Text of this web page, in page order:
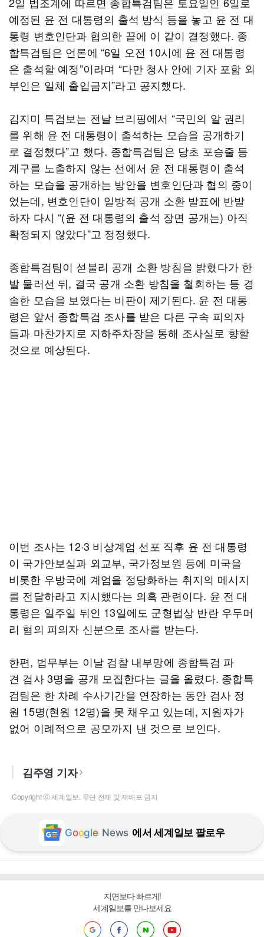
예정된 윤 전 대통령의 출석 방식 등을 놓고 윤 전 대
통령 변호인단과 협의한 끝에 이 같이 결정했다. 종
합특검팀은 언론에 “6일 오전 10시에 윤 전 대통령
은 출석할 예정”이라며 “다만 청사 안에 기자 포함 외
부인은 일체 출입금지”라고 공지했다.
김지미 특검보는 전날 브리핑에서 “국민의 알 권리
를 위해 윤 전 대통령이 출석하는 모습을 공개하기
로 결정했다”고 했다. 종합특검팀은 당초 포승줄 등
계구를 노출하지 않는 선에서 윤 전 대통령이 출석
하는 모습을 공개하는 방안을 변호인단과 협의 중이
었는데, 변호인단이 일방적 공개 소환 발표에 반발
하자 다시 “(윤 전 대통령의 출석 장면 공개는) 아직
확정되지 않았다”고 정정했다.
종합특검팀이 섣불리 공개 소환 방침을 밝혔다가 한
발 물러선 뒤, 결국 공개 소환 방침을 철회하는 등 경
솔한 모습을 보였다는 비판이 제기된다. 윤 전 대통
령은 앞서 종합특검 조사를 받은 다른 구속 피의자
들과 마찬가지로 지하주차장을 통해 조사실로 향할
것으로 예상된다.
이번 조사는 12·3 비상계엄 선포 직후 윤 전 대통령
이 국가안보실과 외교부, 국가정보원 등에 미국을
비롯한 우방국에 계엄을 정당화하는 취지의 메시지
를 전달하라고 지시했다는 의혹 관련이다. 윤 전 대
통령은 일주일 뒤인 13일에도 군형법상 반란 우두머
리 혐의 피의자 신분으로 조사를 받는다.
한편, 법무부는 이날 검찰 내부망에 종합특검 파
견 검사 3명을 공개 모집한다는 글을 올렸다. 종합특
검팀은 한 차례 수사기간을 연장하는 동안 검사 정
원 15명(현원 12명)을 못 채우고 있는데, 지원자가
없어 이례적으로 공모까지 낸 것으로 보인다.
김주영 기자
Copyright ⓒ 세계일보. 무단 전재 및 재배포 금지
Google News 에서 세계일보 팔로우
지면보다 빠르게!
세계일보를 만나보세요